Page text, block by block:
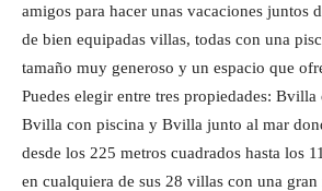
amigos para hacer unas vacaciones juntos
de bien equipadas villas, todas con una
tamaño muy generoso y un espacio que
Puedes elegir entre tres propiedades: Bvilla
Bvilla con piscina y Bvilla junto al mar
desde los 225 metros cuadrados hasta los
en cualquiera de sus 28 villas con una